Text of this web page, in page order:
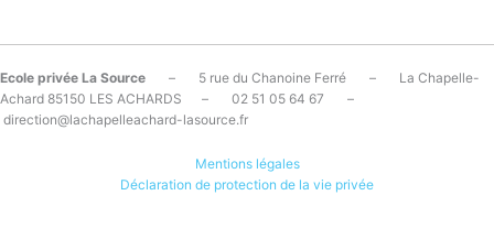
Ecole privée La Source – 5 rue du Chanoine Ferré – La Chapelle-
Achard 85150 LES ACHARDS – 02 51 05 64 67 –
direction@lachapelleachard-lasource.fr
Mentions légales
Déclaration de protection de la vie privée